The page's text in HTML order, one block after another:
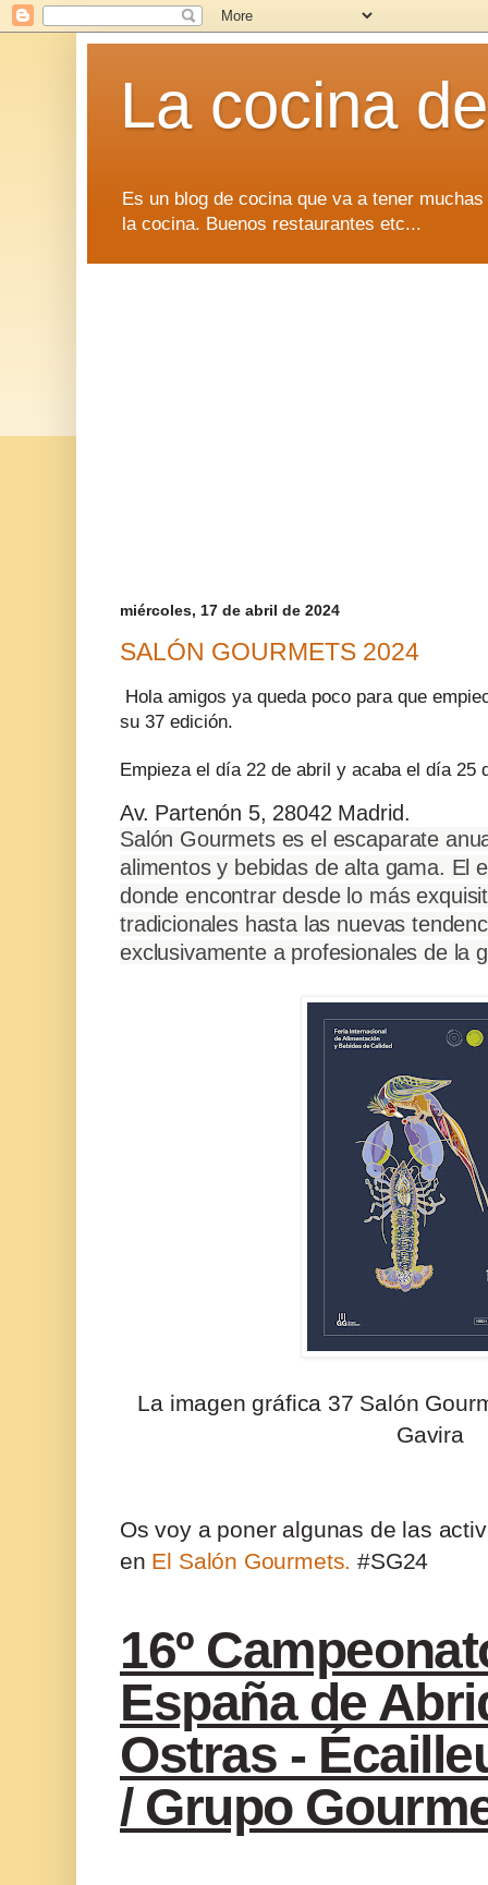
La cocina
Es un blog de cocina que va a tener
la cocina. Buenos restaurantes etc...
miércoles, 17 de abril de 2024
SALÓN GOURMETS 2024
Hola amigos ya queda poco para que
su 37 edición.
Empieza el día 22 de abril y acaba el día 25
Av. Partenón 5, 28042 Madrid.
Salón Gourmets es el escaparate
alimentos y bebidas de alta gama. El
donde encontrar desde lo más
tradicionales hasta las nuevas
exclusivamente a profesionales de la
La imagen gráfica 37 Salón
Gavira
Os voy a poner algunas de las
en El Salón Gourmets. #SG24
16º
España de
Ostras -
/ Grupo